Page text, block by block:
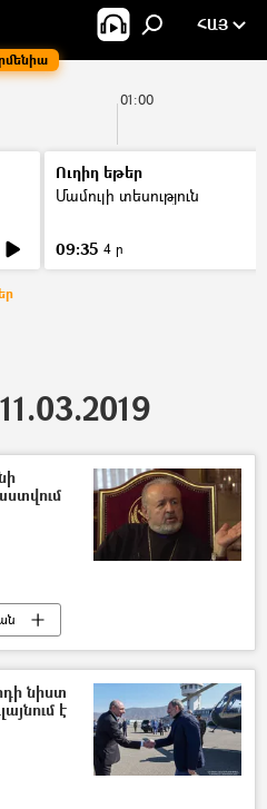
ՀԱՅ
01:00
Ուղիղ եթեր
Մամուլի տեսություն
09:35 4 ր
Եկեղեցի
նիստ
է